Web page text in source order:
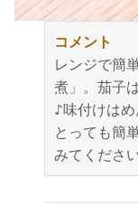
コメント
レンジで簡
煮」。茄子
♪味付けはめ
とっても簡
みてください